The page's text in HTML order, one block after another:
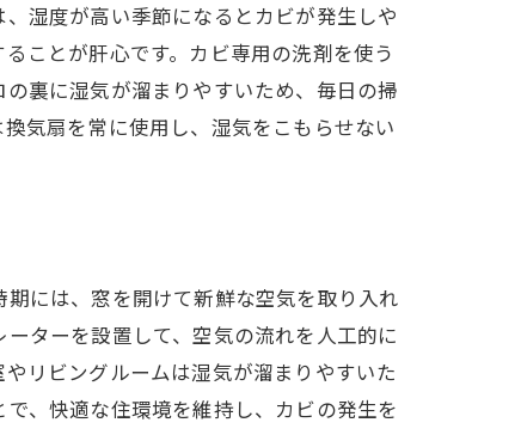
湿度が高い季節になるとカビが発生しや
ことが肝心です。カビ専用の洗剤を使う
裏に湿気が溜まりやすいため、毎日の掃
気扇を常に使用し、湿気をこもらせない
には、窓を開けて新鮮な空気を取り入れ
ターを設置して、空気の流れを人工的に
リビングルームは湿気が溜まりやすいた
、快適な住環境を維持し、カビの発生を